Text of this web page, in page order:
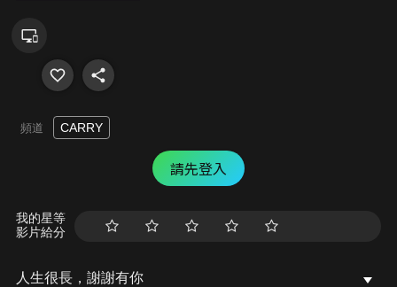
頻道 CARRY
請先登入
我的星等
影片給分
人生很長，謝謝有你